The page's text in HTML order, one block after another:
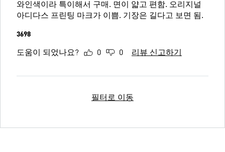
와인색이라 특이해서 구매. 면이 얇고 편함. 오리지널
아디다스 프린팅 마크가 이쁨. 기장은 길다고 보면 됨.
3698
도움이 되었나요? 0 0 리뷰 신고하기
필터로 이동